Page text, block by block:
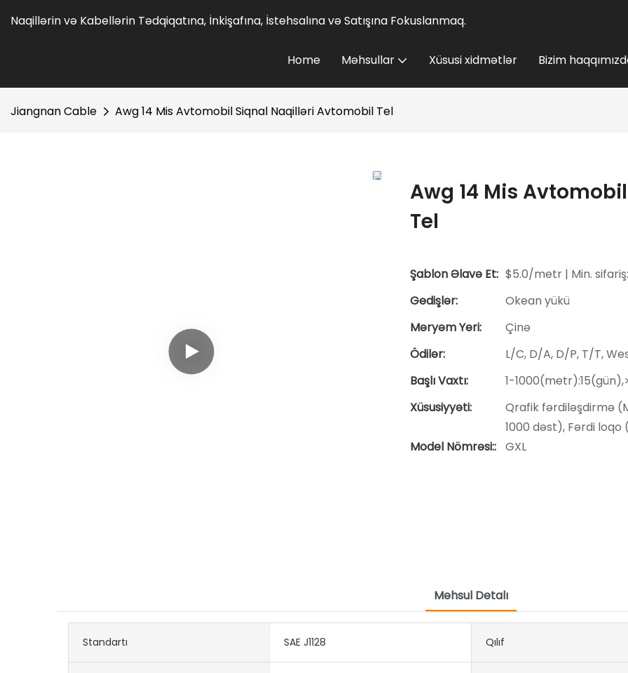
Naqillərin və Kabellərin Tədqiqatına, İnkişafına, İstehsalına və Satışına Fokuslanmaq.
Home Məhsullar Xüsusi xidmətlər Bizim
Jiangnan Cable Awg 14 Mis Avtomobil Siqnal Naqilləri Avtomobil Tel
Awg 14 Mis
Tel
Şablon Əlavə Et: $5.0/metr | Min.
Gedişlər:
Okean yükü
Məryəm Yeri:
Çinə
Ödilər:
L/C, D/A, D/P, T/T,
Başlı Vaxtı:
1-
Xüsusiyyəti:
Qrafik fərdiləşdirmə
1000 dəst), Fərdi loqo
Model Nömrəsi:: GXL
Məhsul Detalı
Standartı SAE J1128 Qılıf